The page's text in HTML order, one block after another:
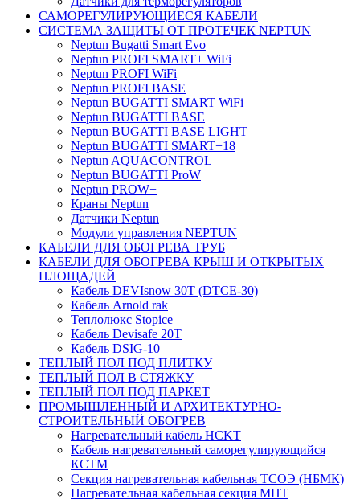
САМОРЕГУЛИРУЮЩИЕСЯ КАБЕЛИ
СИСТЕМА ЗАЩИТЫ ОТ ПРОТЕЧЕК NEPTUN
Neptun Bugatti Smart Evo
Neptun PROFI SMART+ WiFi
Neptun PROFI WiFi
Neptun PROFI BASE
Neptun BUGATTI SMART WiFi
Neptun BUGATTI BASE
Neptun BUGATTI BASE LIGHT
Neptun BUGATTI SMART+18
Neptun AQUACONTROL
Neptun BUGATTI ProW
Neptun PROW+
Краны Neptun
Датчики Neptun
Модули управления NEPTUN
КАБЕЛИ ДЛЯ ОБОГРЕВА ТРУБ
КАБЕЛИ ДЛЯ ОБОГРЕВА КРЫШ И ОТКРЫТЫХ
ПЛОЩАДЕЙ
Кабель DEVIsnow 30Т (DTCE-30)
Кабель Arnold rak
Теплолюкс Stopice
Кабель Devisafe 20T
Кабель DSIG-10
ТЕПЛЫЙ ПОЛ ПОД ПЛИТКУ
ТЕПЛЫЙ ПОЛ В СТЯЖКУ
ТЕПЛЫЙ ПОЛ ПОД ПАРКЕТ
ПРОМЫШЛЕННЫЙ И АРХИТЕКТУРНО-
СТРОИТЕЛЬНЫЙ ОБОГРЕВ
Нагревательный кабель НCKТ
Кабель нагревательный саморегулирующийся
КСТМ
Секция нагревательная кабельная ТСОЭ (НБМК)
Нагревательная кабельная секция МНТ